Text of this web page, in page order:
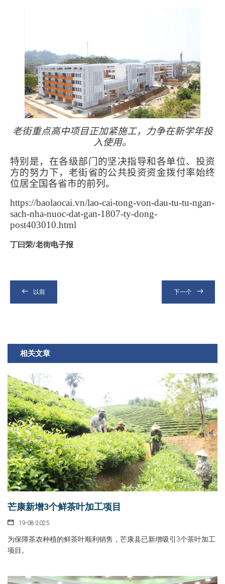
老街重点高中项目正加紧施工，力争在新学年投
入使用。
特别是，在各级部门的坚决指导和各单位、投资
方的努力下，老街省的公共投资资金拨付率始终
位居全国各省市的前列。
https://baolaocai.vn/lao-cai-tong-von-dau-tu-tu-ngan-
sach-nha-nuoc-dat-gan-1807-ty-dong-
post403010.html
丁曰荣/老街电子报
以前 下一个
相关文章
芒康新增3个鲜茶叶加工项目
19-08-2025
为保障茶农种植的鲜茶叶顺利销售，芒康县已新增吸引3个茶叶加工
项目。